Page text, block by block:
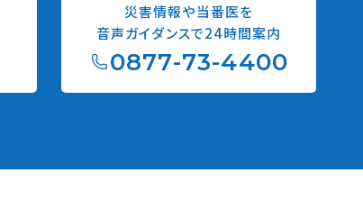
災害情報や当番医を
音声ガイダンスで24時間案内
0877-73-4400